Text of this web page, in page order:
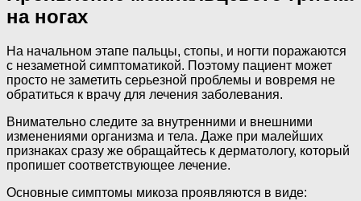
на ногах
На начальном этапе пальцы, стопы, и ногти поражаются
с незаметной симптоматикой. Поэтому пациент может
просто не заметить серьезной проблемы и вовремя не
обратиться к врачу для лечения заболевания.
Внимательно следите за внутренними и внешними
изменениями организма и тела. Даже при малейших
признаках сразу же обращайтесь к дерматологу, который
пропишет соответствующее лечение.
Основные симптомы микоза проявляются в виде: